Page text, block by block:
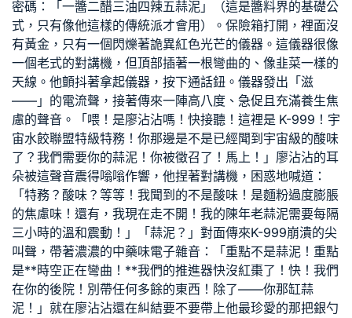
密碼：「一醬二醋三油四辣五蒜泥」（這是醬料界的基礎公
式，只有像他這樣的傳統派才會用）。保險箱打開，裡面沒
有黃金，只有一個閃爍著詭異紅色光芒的儀器。這儀器很像
一個老式的對講機，但頂部插著一根彎曲的、像韭菜一樣的
天線。他顫抖著拿起儀器，按下通話鈕。儀器發出「滋
——」的電流聲，接著傳來一陣高八度、急促且充滿養生焦
慮的聲音。「喂！是廖沾沾嗎！快接聽！這裡是 K-999！宇
宙水餃聯盟特級特務！你那邊是不是已經聞到宇宙級的酸味
了？我們需要你的蒜泥！你被徵召了！馬上！」廖沾沾的耳
朵被這聲音震得嗡嗡作響，他捏著對講機，困惑地喊道：
「特務？酸味？等等！我聞到的不是酸味！是麵粉過度膨脹
的焦慮味！還有，我現在走不開！我的陳年老蒜泥需要每隔
三小時的溫和震動！」「蒜泥？」對面傳來K-999崩潰的尖
叫聲，帶著濃濃的中藥味電子雜音：「重點不是蒜泥！重點
是**時空正在彎曲！**我們的推進器快沒紅棗了！快！我們
在你的後院！別帶任何多餘的東西！除了——你那缸蒜
泥！」就在廖沾沾還在糾結要不要帶上他最珍愛的那把銀勺